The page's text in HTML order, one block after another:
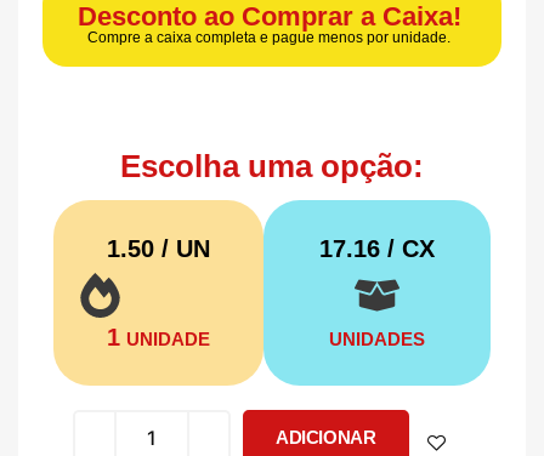
Desconto ao Comprar a Caixa!
Compre a caixa completa e pague menos por unidade.
Escolha uma opção:
1.50 / UN
1 UNIDADE
17.16/ CX
UNIDADES
ADICIONAR